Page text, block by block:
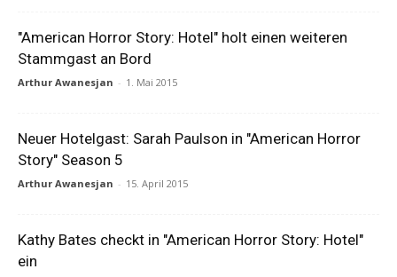
"American Horror Story: Hotel" holt einen weiteren
Stammgast an Bord
Arthur Awanesjan - 1. Mai 2015
Neuer Hotelgast: Sarah Paulson in "American Horror
Story" Season 5
Arthur Awanesjan - 15. April 2015
Kathy Bates checkt in "American Horror Story: Hotel"
ein